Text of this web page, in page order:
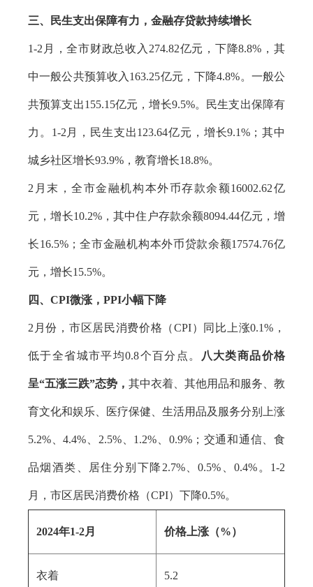
三、民生支出保障有力，金融存贷款持续增长
1-2月，全市财政总收入274.82亿元，下降8.8%，其
中一般公共预算收入163.25亿元，下降4.8%。一般公
共预算支出155.15亿元，增长9.5%。民生支出保障有
力。1-2月，民生支出123.64亿元，增长9.1%；其中
城乡社区增长93.9%，教育增长18.8%。
2月末，全市金融机构本外币存款余额16002.62亿
元，增长10.2%，其中住户存款余额8094.44亿元，增
长16.5%；全市金融机构本外币贷款余额17574.76亿
元，增长15.5%。
四、CPI微涨，PPI小幅下降
2月份，市区居民消费价格（CPI）同比上涨0.1%，
低于全省城市平均0.8个百分点。 八大类商品价格
呈“五涨三跌”态势， 其中衣着、其他用品和服务、教
育文化和娱乐、医疗保健、生活用品及服务分别上涨
5.2%、4.4%、2.5%、1.2%、0.9%；交通和通信、食
品烟酒类、居住分别下降2.7%、0.5%、0.4%。1-2
月，市区居民消费价格（CPI）下降0.5%。
2024年1-2月 价格上涨（%）
衣着 5.2